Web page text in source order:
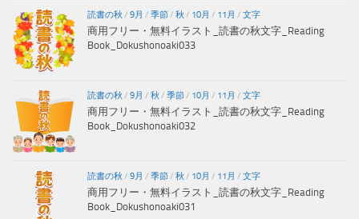
読書の秋 / 9月 / 季節/ 秋 / 10月 / 11月 / 文字
商用フリー・無料イラスト_読書の秋文字_Reading
Book_Dokushonoaki033
読書の秋 / 9月 / 秋 / 季節/ 10月 / 11月 / 文字
商用フリー・無料イラスト_読書の秋文字_Reading
Book_Dokushonoaki032
読書の秋 / 9月 / 季節/ 秋 / 10月 / 11月 / 文字
商用フリー・無料イラスト_読書の秋文字_Reading
Book_Dokushonoaki031